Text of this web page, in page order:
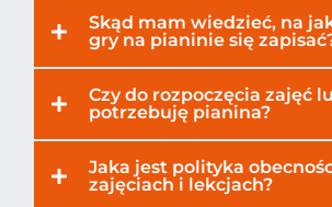
Skąd mam wiedzieć, na
gry na pianinie się
Czy do rozpoczęcia zajęć
potrzebuję pianina?
Jaka jest polityka
zajęciach i lekcjach?